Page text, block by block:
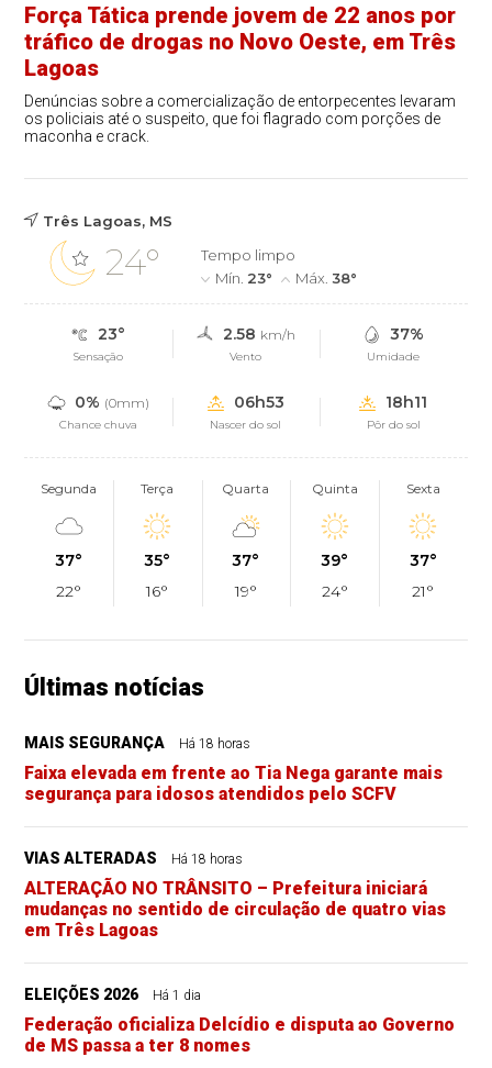
Força Tática prende jovem de 22 anos por
tráfico de drogas no Novo Oeste, em Três
Lagoas
Denúncias sobre a comercialização de entorpecentes levaram
os policiais até o suspeito, que foi flagrado com porções de
maconha e crack.
Três Lagoas, MS
24°
Tempo limpo
Mín. 23° Máx.38°
23°
Sensação
2.58 km/h
Vento
37%
Umidade
0% (0mm)
Chance chuva
06h53
Nascer do sol
18h11
Pôr do sol
Segunda
37°
22°
Terça
35°
16°
Quarta
37°
19°
Quinta
39°
24°
Sexta
37°
21°
Últimas notícias
MAIS SEGURANÇA Há 18 horas
Faixa elevada em frente ao Tia Nega garante mais
segurança para idosos atendidos pelo SCFV
VIAS ALTERADAS Há 18 horas
ALTERAÇÃO NO TRÂNSITO – Prefeitura iniciará
mudanças no sentido de circulação de quatro vias
em Três Lagoas
ELEIÇÕES 2026 Há 1 dia
Federação oficializa Delcídio e disputa ao Governo
de MS passa a ter 8 nomes